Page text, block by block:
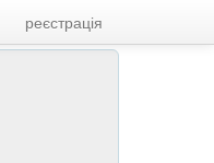
реєстрація